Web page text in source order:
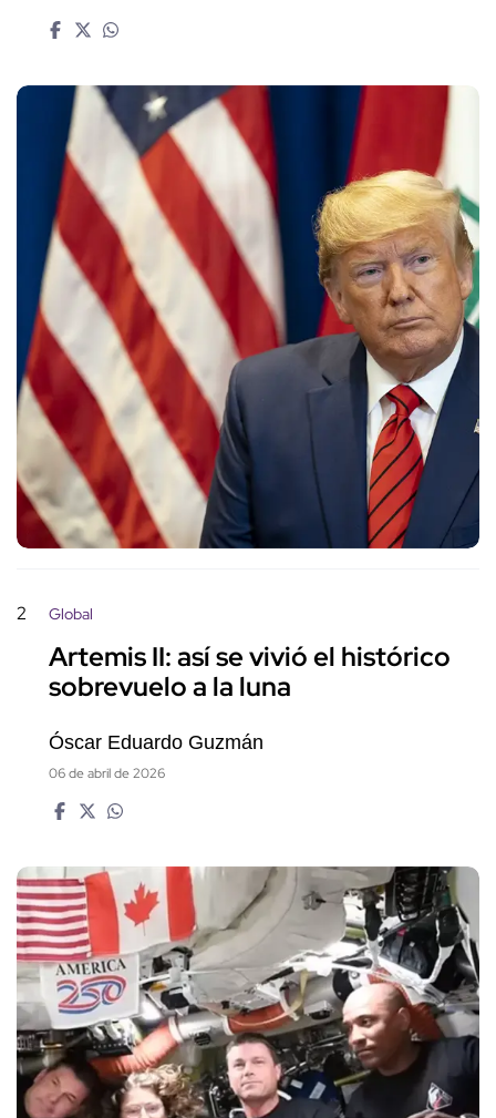
2 Global
Artemis II: así se vivió el histórico
sobrevuelo a la luna
Óscar Eduardo Guzmán
06 de abril de 2026